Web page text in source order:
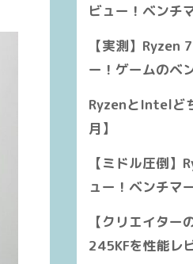
ビュー！ベンチ
【実測】Ryzen
ー！ゲームのベ
RyzenとIntelど
月】
【ミドル圧倒
ュー！ベンチマ
【クリエイタ
245KFを性能レ